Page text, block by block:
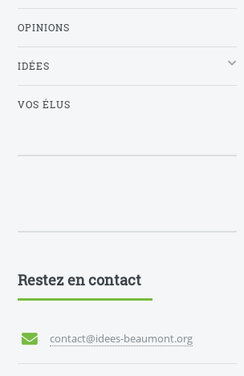
OPINIONS
IDÉES
VOS ÉLUS
Restez en contact
contact@idees-beaumont.org